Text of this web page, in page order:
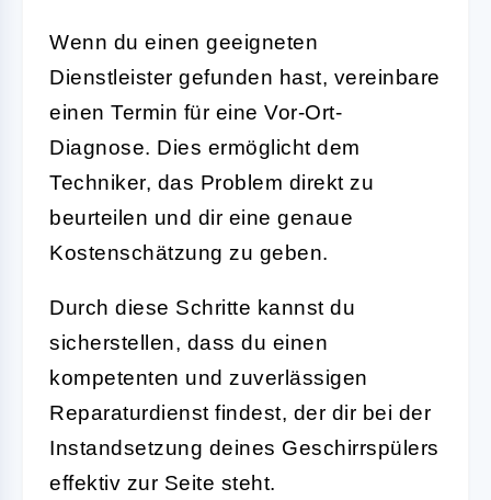
Wenn du einen geeigneten
Dienstleister gefunden hast, vereinbare
einen Termin für eine Vor-Ort-
Diagnose. Dies ermöglicht dem
Techniker, das Problem direkt zu
beurteilen und dir eine genaue
Kostenschätzung zu geben.
Durch diese Schritte kannst du
sicherstellen, dass du einen
kompetenten und zuverlässigen
Reparaturdienst findest, der dir bei der
Instandsetzung deines Geschirrspülers
effektiv zur Seite steht.